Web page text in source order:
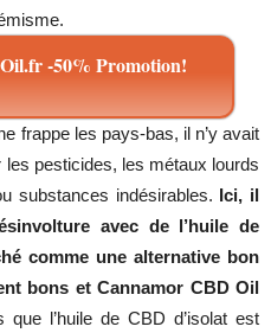
-50% Promotion!
frappe les pays-bas, il n’y avait
pesticides, les métaux lourds
substances indésirables. Ici, il
avec de l’huile de
comme une alternative bon
bons et Cannamor CBD Oil
que l’huile de CBD d’isolat est